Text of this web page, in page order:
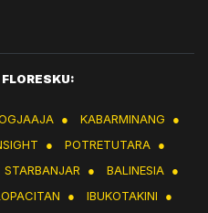
● KABARMINANG
●
● POTRETUTARA ●
STARBANJAR ● BALINESIA ●
● IBUKOTAKINI ●